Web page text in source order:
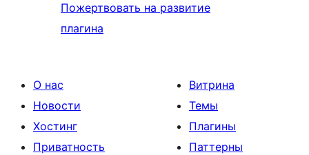
Пожертвовать на развитие
плагина
О нас
Новости
Хостинг
Приватность
Витрина
Темы
Плагины
Паттерны